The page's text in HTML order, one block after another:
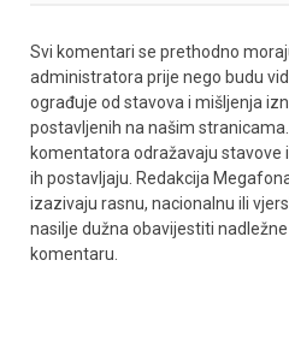
Svi komentari se prethodno
administratora prije nego budu
ograđuje od stavova i mišljenja
postavljenih na našim
komentatora odražavaju stavove
ih postavljaju. Redakcija
izazivaju rasnu, nacionalnu ili
nasilje dužna obavijestiti
komentaru.